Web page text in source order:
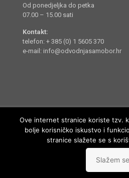
Od ponedjeljka do petka
07.00 – 15.00 sati
Kontakt:
telefon: + 385 (0) 1 5605 370
e-mail: info@odvodnjasamobor.hr
Odvodnja Samobor d.o.o. © 2014 -
Ove internet stranice koriste tzv.
bolje korisničko iskustvo i
stranice slažete se s
Slažem se